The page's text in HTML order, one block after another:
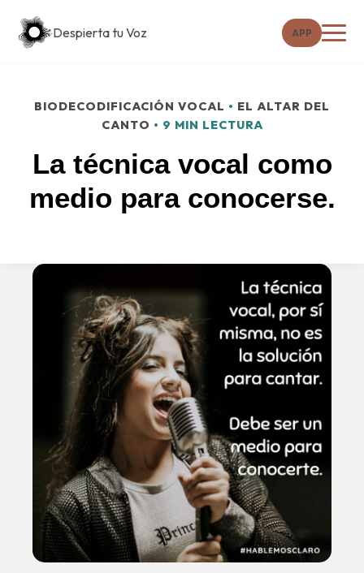
Despierta tu Voz APP
BIODECODIFICACIÓN VOCAL • EL ALTAR DEL
CANTO • 9 MIN LECTURA
La técnica vocal como
medio para conocerse.